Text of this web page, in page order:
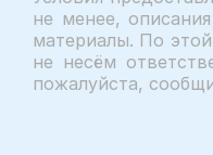
не менее,
материалы. По
не несём
пожалуйста,